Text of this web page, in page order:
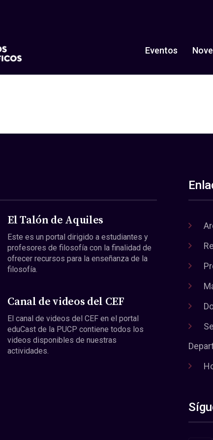
Eventos
El Talón de Aquiles
Este es un portal dirigido a estudiantes y
profesores de filosofía con la finalidad de
ofrecer recursos para la enseñanza de la
filosofía.
Canal de videos del CEF
El canal de videos del CEF en el portal
eduCast de la PUCP contiene todos los
videos disponibles de nuestras
actividades.